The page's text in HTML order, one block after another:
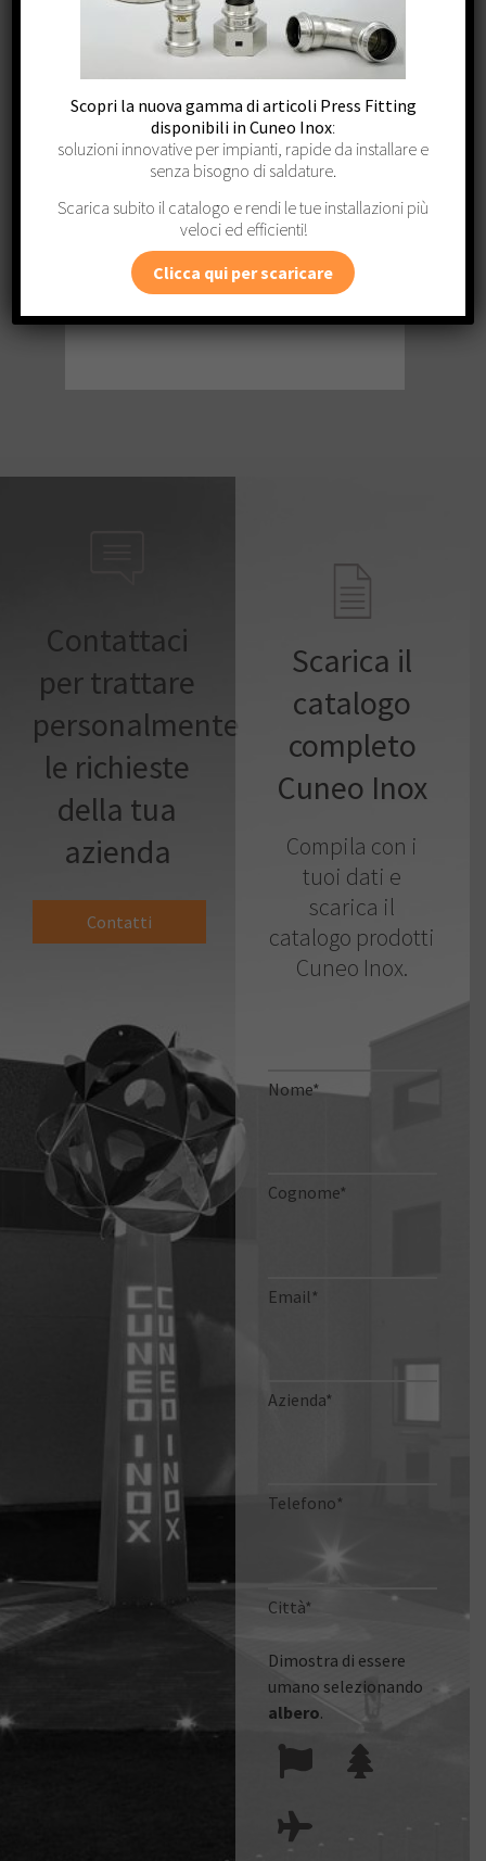
Giovedì 26 Dicembre
Match Day firmato
Cuneo Inox
Contattaci
per trattare
personalmente
le richieste
della tua
azienda
Contatti
Scarica il
catalogo
completo
Cuneo Inox
Compila con i
tuoi dati e
scarica il
catalogo prodotti
Cuneo Inox.
Nome*
Cognome*
Email*
Azienda*
Telefono*
Città*
Dimostra di essere
umano selezionando
albero.
Scopri la nuova gamma di articoli Press Fitting
disponibili in Cuneo Inox:
soluzioni innovative per impianti, rapide da installare e
senza bisogno di saldature.
Scarica subito il catalogo e rendi le tue installazioni più
veloci ed efficienti!
Clicca qui per scaricare